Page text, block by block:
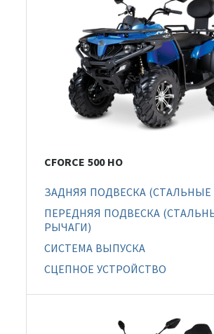
CFORCE 500 HO
ЗАДНЯЯ ПОДВЕСКА (СТАЛЬНЫЕ
ПЕРЕДНЯЯ ПОДВЕСКА
РЫЧАГИ)
СИСТЕМА ВЫПУСКА
СЦЕПНОЕ УСТРОЙСТВО